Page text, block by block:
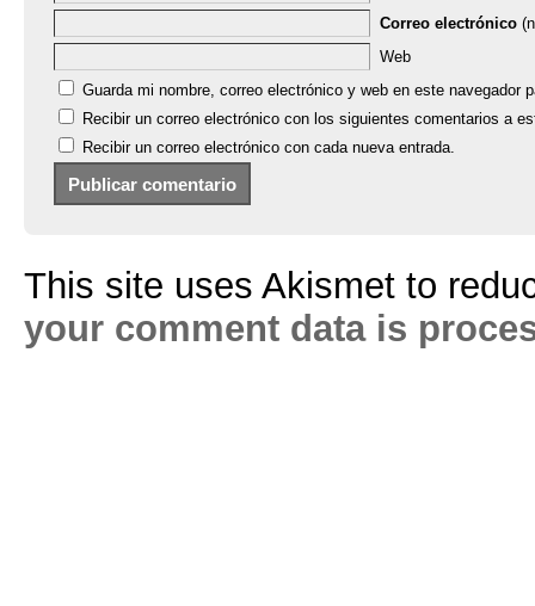
Correo electrónico
Web
Guarda mi nombre, correo electrónico y web en este navegador
Recibir un correo electrónico con los siguientes comentarios a
Recibir un correo electrónico con cada nueva entrada.
This site uses Akismet to
your comment data is